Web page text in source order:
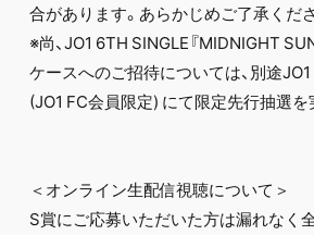
合があります。あらかじめご了承くだ
※尚、JO1 6TH SINGLE『MIDNIGHT
ケースへのご招待については、別途
(JO1 FC会員限定) にて限定先行抽選を
＜オンライン生配信視聴について＞
S賞にご応募いただいた方は漏れなく